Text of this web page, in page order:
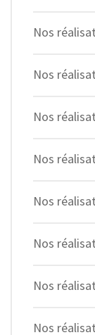
Nos
Nos
Nos
Nos
Nos
Nos
Nos
Nos